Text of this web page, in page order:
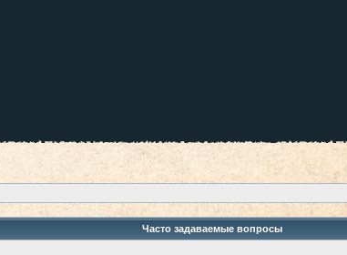
Часто задаваемые вопросы